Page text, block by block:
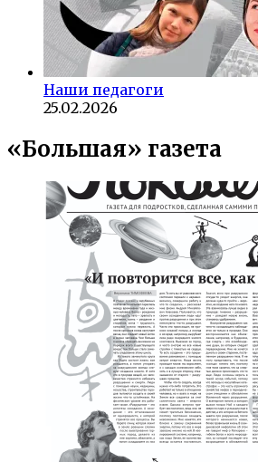
Наши педагоги
25.02.2026
«Большая» газета